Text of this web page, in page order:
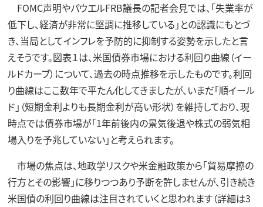
FOMC声明やパウエルFRB議長の記者会見では、「失業率が
低下し、経済が非常に堅調に推移している」との認識にもとづ
き、当局としてインフレを予防的に抑制する姿勢を示したと言
えそうです。図表１は、米国債券市場における利回り曲線（イー
ルドカーブ）について、過去の時点推移を示したものです。利回
り曲線はここ数年で平たん化してきましたが、いまだ「順イール
ド」（短期金利よりも長期金利が高い形状）を維持しており、現
時点では債券市場が「1年前後内の景気後退や株式の弱気相
場入りを予兆していない」と考えられます。
市場の焦点は、地政学リスクや米金融政策から「貿易摩擦の
行方とその影響」に移りつつあり予断を許しませんが、引き続き
米国債の利回り曲線は注目されていくと思われます（詳細は3